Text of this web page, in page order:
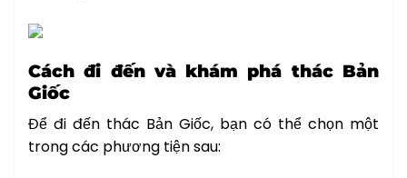
Cách đi đến và khám phá thác Bản
Giốc
Để đi đến thác Bản Giốc, bạn có thể chọn một
trong các phương tiện sau: